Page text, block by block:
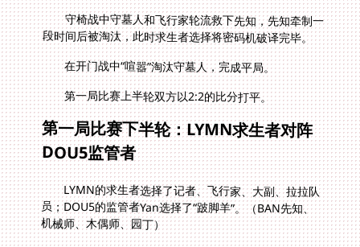
守椅战中守墓人和飞行家轮流救下先知，先知牵制一
段时间后被淘汰，此时求生者选择将密码机破译完毕。
在开门战中“喧嚣”淘汰守墓人，完成平局。
第一局比赛上半轮双方以2:2的比分打平。
第一局比赛下半轮：LYMN求生者对阵
DOU5监管者
LYMN的求生者选择了记者、飞行家、大副、拉拉队
员；DOU5的监管者Yan选择了“跛脚羊”。（BAN先知、
机械师、木偶师、园丁）